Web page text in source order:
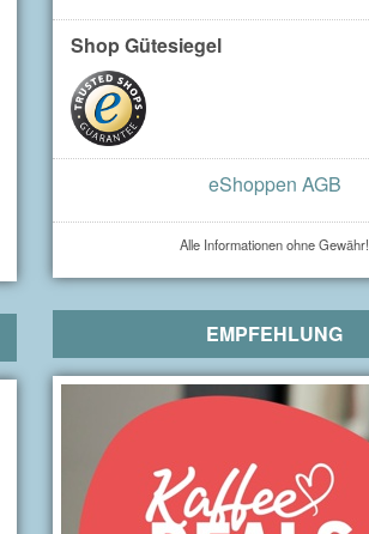
Shop Gütesiegel
eShoppen AGB
Alle Informationen ohne Gewähr!
EMPFEHLUNG